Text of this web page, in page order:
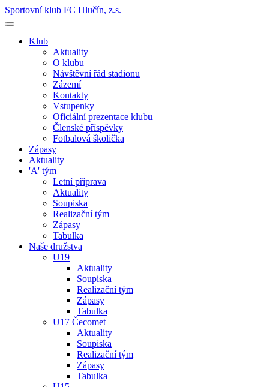
Sportovní klub FC Hlučín, z.s.
Klub
Aktuality
O klubu
Návštěvní řád stadionu
Zázemí
Kontakty
Vstupenky
Oficiální prezentace klubu
Členské příspěvky
Fotbalová školička
Zápasy
Aktuality
'A' tým
Letní příprava
Aktuality
Soupiska
Realizační tým
Zápasy
Tabulka
Naše družstva
U19
Aktuality
Soupiska
Realizační tým
Zápasy
Tabulka
U17 Čecomet
Aktuality
Soupiska
Realizační tým
Zápasy
Tabulka